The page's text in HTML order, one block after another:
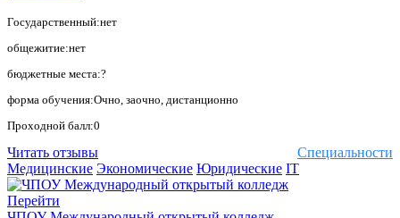
Государственный:нет
общежитие:нет
бюджетные места:?
форма обучения:Очно, заочно, дистанционно
Проходной балл:0
Специальности
Читать отзывы
Медицинские Экономические Юридические IT
Перейти